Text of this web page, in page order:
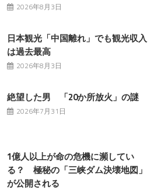
2026年8月3日
日本観光「中国離れ」でも観光収入
は過去最高
2026年8月3日
絶望した男 「20か所放火」の謎
2026年7月31日
1億人以上が命の危機に瀕してい
る？ 極秘の「三峡ダム決壊地図」
が公開される